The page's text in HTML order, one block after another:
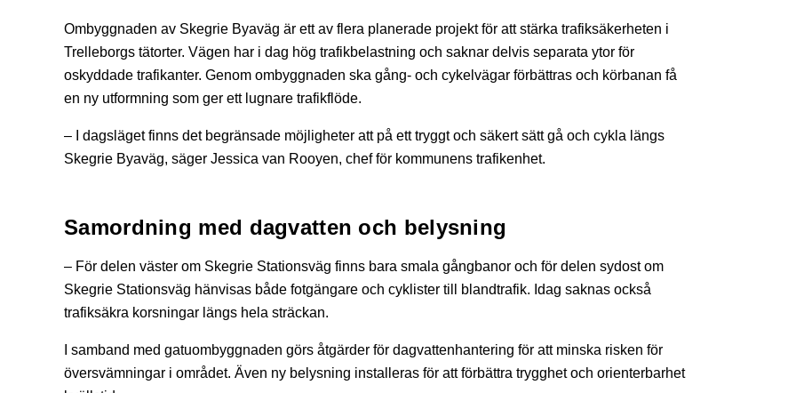
Ombyggnaden av Skegrie Byaväg är ett av flera planerade projekt för att stärka trafiksäkerheten i
Trelleborgs tätorter. Vägen har i dag hög trafikbelastning och saknar delvis separata ytor för
oskyddade trafikanter. Genom ombyggnaden ska gång- och cykelvägar förbättras och körbanan få
en ny utformning som ger ett lugnare trafikflöde.
– I dagsläget finns det begränsade möjligheter att på ett tryggt och säkert sätt gå och cykla längs
Skegrie Byaväg, säger Jessica van Rooyen, chef för kommunens trafikenhet.
Samordning med dagvatten och belysning
– För delen väster om Skegrie Stationsväg finns bara smala gångbanor och för delen sydost om
Skegrie Stationsväg hänvisas både fotgängare och cyklister till blandtrafik. Idag saknas också
trafiksäkra korsningar längs hela sträckan.
I samband med gatuombyggnaden görs åtgärder för dagvattenhantering för att minska risken för
översvämningar i området. Även ny belysning installeras för att förbättra trygghet och orienterbarhet